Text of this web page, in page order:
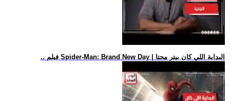
.. فيلم Spider-Man: Brand New Day | البداية اللي كان بيتر محتا